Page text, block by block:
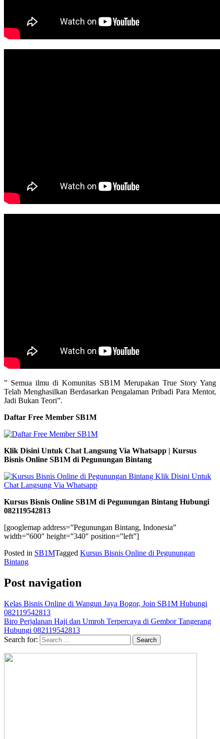
” Semua ilmu di Komunitas SB1M Merupakan True Story Yang
Telah Menghasilkan Berdasarkan Pengalaman Pribadi Para Mentor,
Jadi Bukan Teori”.
Daftar Free Member SB1M
Klik Disini Untuk Chat Langsung Via Whatsapp | Kursus
Bisnis Online SB1M di Pegunungan Bintang
Kursus Bisnis Online SB1M di Pegunungan Bintang Hubungi
082119542813
[googlemap address=”Pegunungan Bintang, Indonesia”
width=”600″ height=”340″ position=”left”]
Posted in SB1MTagged Kursus Bisnis Online di Pegunungan
Bintang
Post navigation
Kelas Bisnis Online di Wangun Jaya Bogor, Join SB1M Hubungi
082119542813
Biro Perjalanan Haji dan Umroh Terpercaya di Gembor Tangerang
Hubungi 082119542813
Search for: